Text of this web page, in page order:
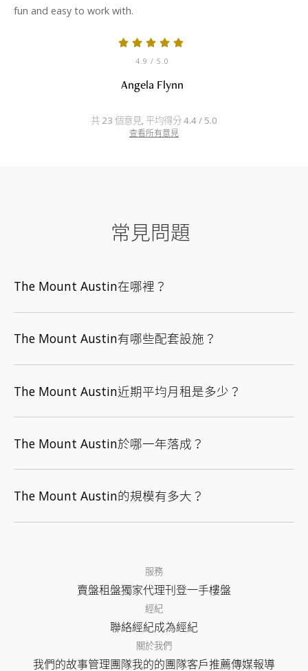
fun and easy to work with.
4.9 / 5.0
Angela Flynn
共 23 個意見, 平均得分 4.4 / 5.0
查看所有意見
常見問題
The Mount Austin在哪裡？
The Mount Austin有哪些配套設施？
The Mount Austin近期平均月租是多少？
The Mount Austin於哪一年落成？
The Mount Austin的規模有多大？
服務
賣盤租盤獨家代理刊登一手樓盤
經紀
聯絡經紀成為經紀
關於我們
我們的故事管理團隊我的的團隊客戶推薦傳媒報導